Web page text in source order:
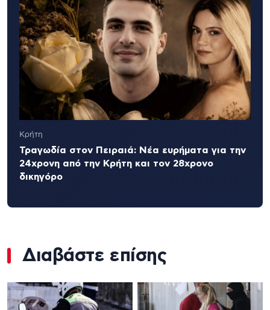
Κρήτη
Τραγωδία στον Πειραιά: Νέα ευρήματα για την
24χρονη από την Κρήτη και τον 28χρονο
δικηγόρο
Διαβάστε επίσης